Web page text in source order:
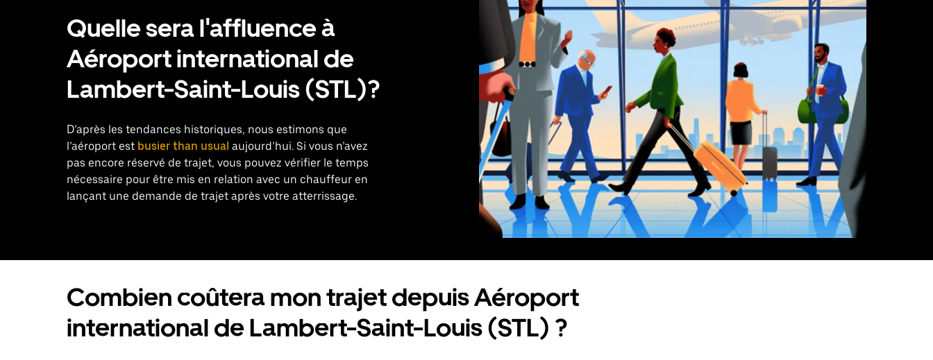
Quelle sera l'affluence à
Aéroport international de
Lambert-Saint-Louis (STL)?
D’après les tendances historiques, nous estimons que
l’aéroport est busier than usual aujourd’hui. Si vous n’avez
pas encore réservé de trajet, vous pouvez vérifier le temps
nécessaire pour être mis en relation avec un chauffeur en
lançant une demande de trajet après votre atterrissage.
Combien coûtera mon trajet depuis Aéroport
international de Lambert-Saint-Louis (STL) ?